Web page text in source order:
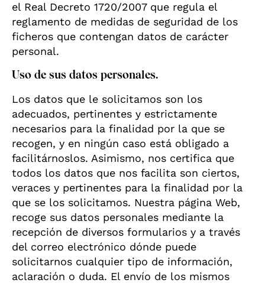
el Real Decreto 1720/2007 que regula el
reglamento de medidas de seguridad de los
ficheros que contengan datos de carácter
personal.
Uso de sus datos personales.
Los datos que le solicitamos son los
adecuados, pertinentes y estrictamente
necesarios para la finalidad por la que se
recogen, y en ningún caso está obligado a
facilitárnoslos. Asimismo, nos certifica que
todos los datos que nos facilita son ciertos,
veraces y pertinentes para la finalidad por la
que se los solicitamos. Nuestra página Web,
recoge sus datos personales mediante la
recepción de diversos formularios y a través
del correo electrónico dónde puede
solicitarnos cualquier tipo de información,
aclaración o duda. El envío de los mismos